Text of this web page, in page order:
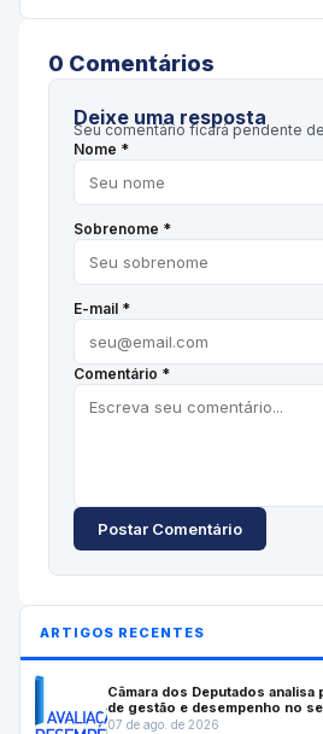
0 Comentários
Deixe uma resposta
Seu comentário ficará pendente
Nome *
Sobrenome *
E-mail *
Comentário *
Postar Comentário
ARTIGOS RECENTES
Câmara dos Deputados
de gestão e desempenho no
07 de ago. de 2026